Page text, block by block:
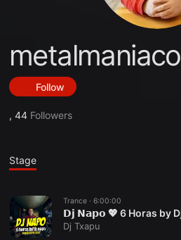
metalmaniaco
Follow
, 44 Followers
Stage
Trance · 6:00:00
Dj Txapu